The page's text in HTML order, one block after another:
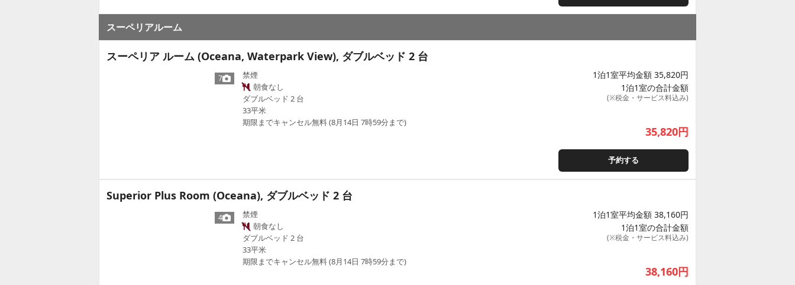
スーペリアルーム
スーペリア ルーム (Oceana, Waterpark View), ダブルベッド 2 台
7
禁煙
朝食なし
ダブルベッド 2 台
33平米
期限までキャンセル無料 (8月14日 7時59分まで)
1泊1室平均金額 35,820円
1泊1室の合計金額
(※税金・サービス料込み)
35,820円
予約する
Superior Plus Room (Oceana), ダブルベッド 2 台
4
禁煙
朝食なし
ダブルベッド 2 台
33平米
期限までキャンセル無料 (8月14日 7時59分まで)
1泊1室平均金額 38,160円
1泊1室の合計金額
(※税金・サービス料込み)
38,160円